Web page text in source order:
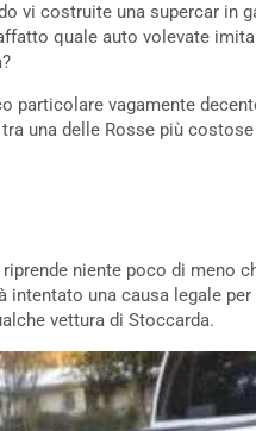
vi costruite una supercar in
quale auto volevate
particolare vagamente
una delle Rosse più
niente poco di meno
intentato una causa legale per
vettura di Stoccarda.